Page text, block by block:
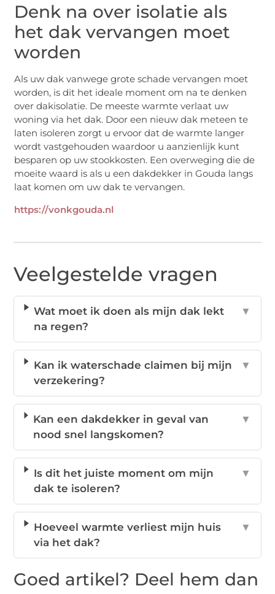
Denk na over isolatie als
het dak vervangen moet
worden
Als uw dak vanwege grote schade vervangen moet
worden, is dit het ideale moment om na te denken
over dakisolatie. De meeste warmte verlaat uw
woning via het dak. Door een nieuw dak meteen te
laten isoleren zorgt u ervoor dat de warmte langer
wordt vastgehouden waardoor u aanzienlijk kunt
besparen op uw stookkosten. Een overweging die de
moeite waard is als u een dakdekker in Gouda langs
laat komen om uw dak te vervangen.
https://vonkgouda.nl
Veelgestelde vragen
Wat moet ik doen als mijn dak lekt
na regen?
▼
Kan ik waterschade claimen bij mijn
verzekering?
▼
Kan een dakdekker in geval van
nood snel langskomen?
▼
Is dit het juiste moment om mijn
dak te isoleren?
▼
Hoeveel warmte verliest mijn huis
via het dak?
▼
Goed artikel? Deel hem dan